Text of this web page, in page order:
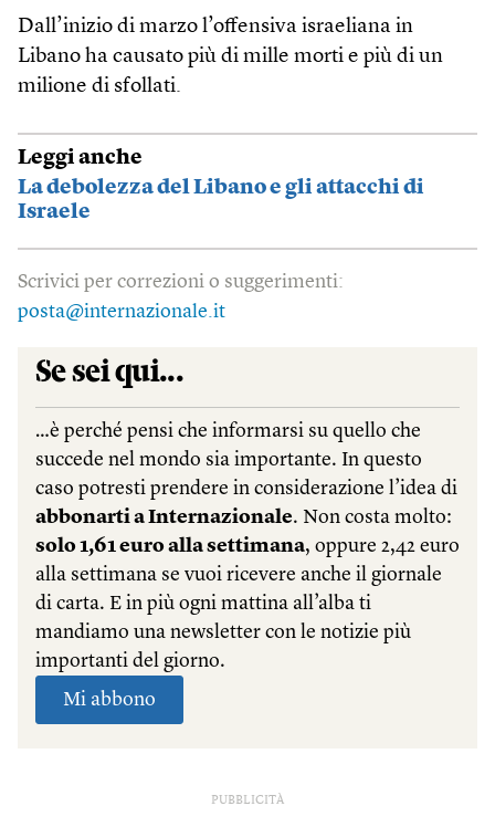
Dall’inizio di marzo l’offensiva israeliana in
Libano ha causato più di mille morti e più di un
milione di sfollati.
Leggi anche
La debolezza del Libano e gli attacchi di
Israele
Scrivici per correzioni o suggerimenti:
posta@internazionale.it
PUBBLICITÀ